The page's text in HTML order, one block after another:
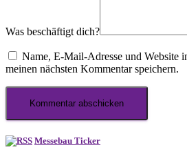
Was beschäftigt dich?
Name, E-Mail-Adresse und Website
meinen nächsten Kommentar speichern.
Messebau Ticker